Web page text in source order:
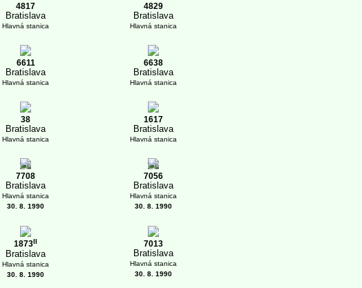
4817
Bratislava
Hlavná stanica
4829
Bratislava
Hlavná stanica
6611
Bratislava
Hlavná stanica
6638
Bratislava
Hlavná stanica
38
Bratislava
Hlavná stanica
1617
Bratislava
Hlavná stanica
1
7708
Bratislava
Hlavná stanica
30. 8. 1990
1
7056
Bratislava
Hlavná stanica
30. 8. 1990
1873II
Bratislava
Hlavná stanica
30. 8. 1990
7013
Bratislava
Hlavná stanica
30. 8. 1990